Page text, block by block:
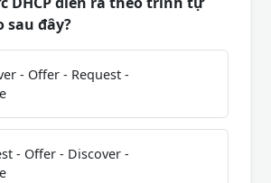
sau đây?
- Offer - Request -
- Offer - Discover -